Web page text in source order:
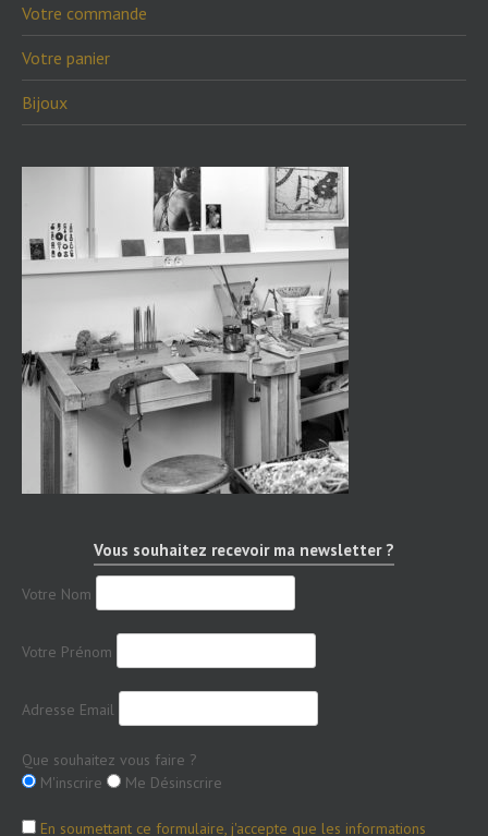
Votre commande
Votre panier
Bijoux
Vous souhaitez recevoir ma newsletter ?
Votre Nom
Votre Prénom
Adresse Email
Que souhaitez vous faire ?
M'inscrire
Me Désinscrire
En soumettant ce formulaire, j'accepte que les informations